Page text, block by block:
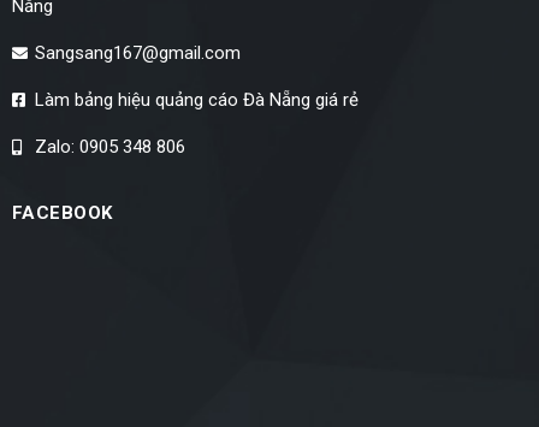
Nẵng
Sangsang167@gmail.com
Làm bảng hiệu quảng cáo Đà Nẵng giá rẻ
Zalo: 0905 348 806
FACEBOOK